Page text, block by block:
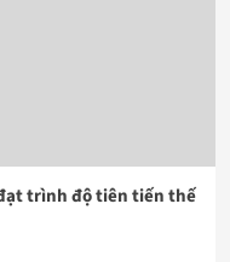
trình độ tiên tiến thế